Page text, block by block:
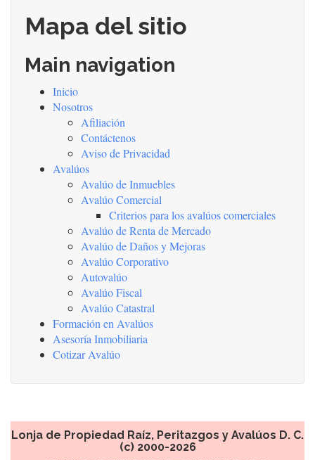
Mapa del sitio
Main navigation
Inicio
Nosotros
Afiliación
Contáctenos
Aviso de Privacidad
Avalúos
Avalúo de Inmuebles
Avalúo Comercial
Criterios para los avalúos comerciales
Avalúo de Renta de Mercado
Avalúo de Daños y Mejoras
Avalúo Corporativo
Autovalúo
Avalúo Fiscal
Avalúo Catastral
Formación en Avalúos
Asesoría Inmobiliaria
Cotizar Avalúo
Lonja de Propiedad Raíz, Peritazgos y Avalúos D. C.
(c) 2000-2026